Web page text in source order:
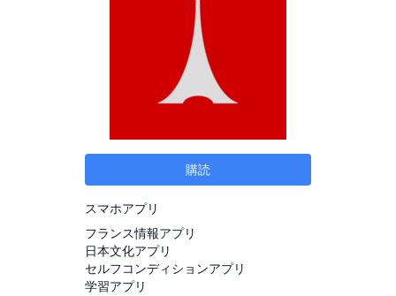
購読
スマホアプリ
フランス情報アプリ
日本文化アプリ
セルフコンディションアプリ
学習アプリ